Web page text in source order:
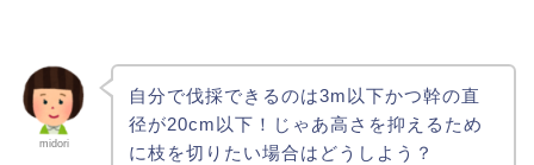
midori
自分で伐採できるのは3m以下かつ幹の直
径が20cm以下！じゃあ高さを抑えるため
に枝を切りたい場合はどうしよう？